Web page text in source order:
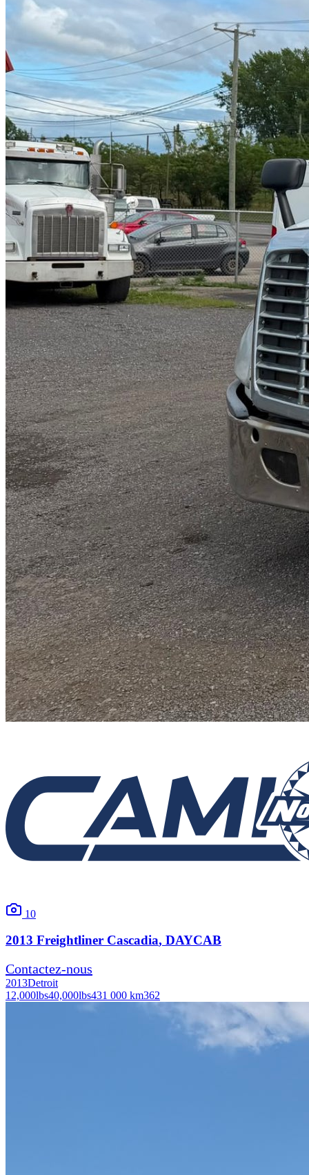
10
2013 Freightliner Cascadia, DAYCAB
Contactez-nous
2013Detroit
12,000lbs40,000lbs431 000 km362